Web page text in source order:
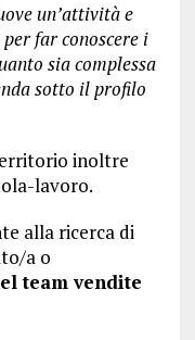
un’attività e
far conoscere i
sia complessa
sotto il profilo
inoltre
lavoro.
alla ricerca di
a o
team vendite